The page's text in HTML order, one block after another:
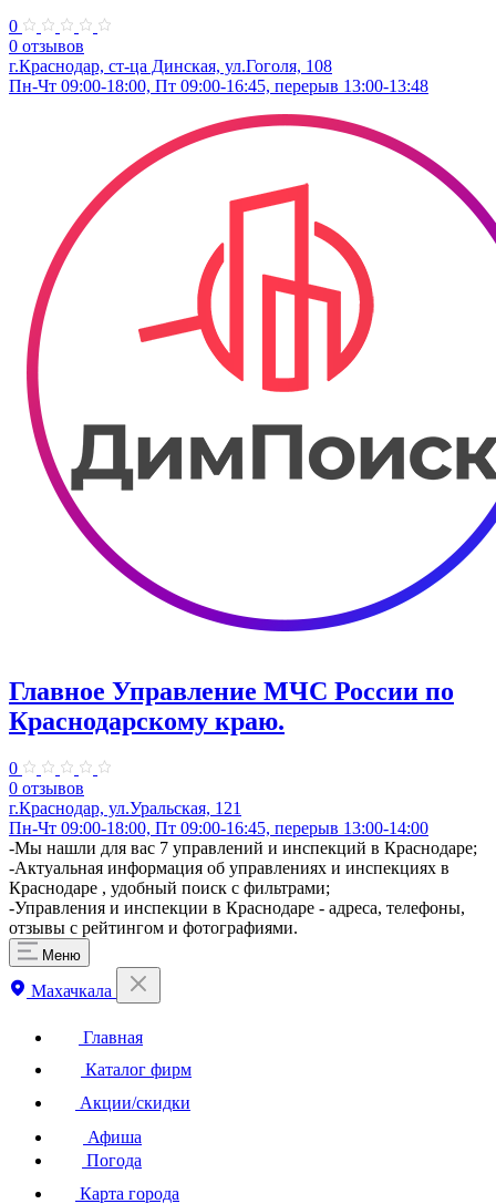
0
0 отзывов
г.Краснодар, ст-ца Динская, ул.Гоголя, 108
Пн-Чт 09:00-18:00, Пт 09:00-16:45, перерыв 13:00-13:48
Главное Управление МЧС России по
Краснодарскому краю.
0
0 отзывов
г.Краснодар, ул.Уральская, 121
Пн-Чт 09:00-18:00, Пт 09:00-16:45, перерыв 13:00-14:00
​-Мы нашли для вас 7 управлений и инспекций в Краснодаре;
-Актуальная информация об управлениях и инспекциях в
Краснодаре , удобный поиск с фильтрами;
-Управления и инспекции в Краснодаре - адреса, телефоны,
отзывы с рейтингом и фотографиями.
Меню
Махачкала
Главная
Каталог фирм
Акции/скидки
Афиша
Погода
Карта города